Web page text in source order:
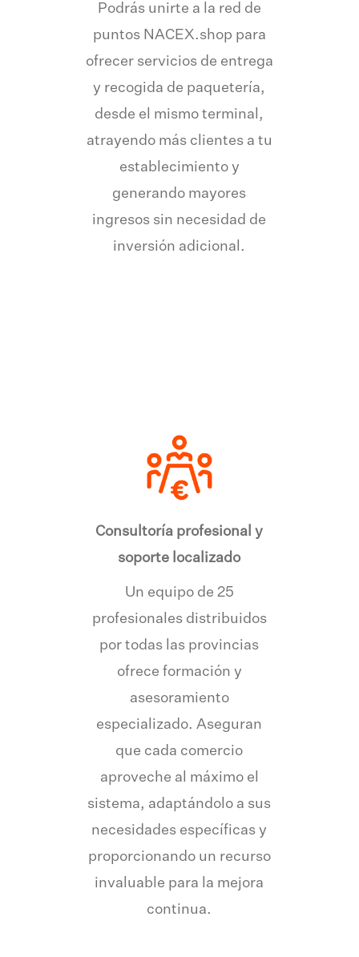
Podrás unirte a la red de
puntos NACEX.shop para
ofrecer servicios de entrega
y recogida de paquetería,
desde el mismo terminal,
atrayendo más clientes a tu
establecimiento y
generando mayores
ingresos sin necesidad de
inversión adicional.
Consultoría profesional y
soporte localizado
Un equipo de 25
profesionales distribuidos
por todas las provincias
ofrece formación y
asesoramiento
especializado. Aseguran
que cada comercio
aproveche al máximo el
sistema, adaptándolo a sus
necesidades específicas y
proporcionando un recurso
invaluable para la mejora
continua.